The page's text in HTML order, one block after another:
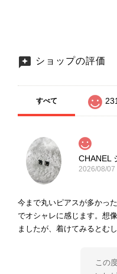
ショップの評価
すべて 231
2026/08/07
今まで丸いピアスが多かっ
でオシャレに感じます。想
ましたが、着けてみるとむ
この